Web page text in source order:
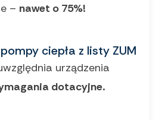
– nawet o 75%!
ciepła z listy ZUM
urządzenia
dotacyjne.